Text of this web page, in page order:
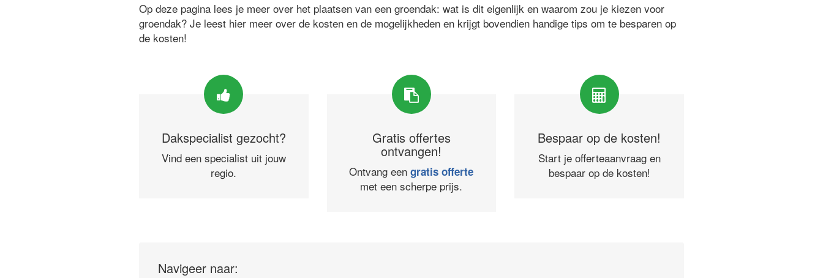
Op deze pagina lees je meer over het plaatsen van een groendak: wat is dit eigenlijk en waarom zou je kiezen voor
groendak? Je leest hier meer over de kosten en de mogelijkheden en krijgt bovendien handige tips om te besparen op
de kosten!
Dakspecialist gezocht?
Vind een specialist uit jouw
regio.
Gratis offertes
ontvangen!
Ontvang eengratis offerte
met een scherpe prijs.
Bespaar op de kosten!
Start je offerteaanvraag en
bespaar op de kosten!
Navigeer naar: